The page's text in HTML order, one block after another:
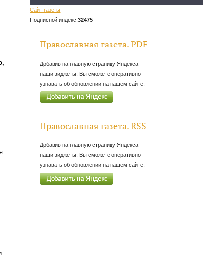
Сайт газеты
Подписной индекс:32475
Православная газета. PDF
Добавив на главную страницу Яндекса
наши виджеты, Вы сможете оперативно
узнавать об обновлении на нашем сайте.
Православная газета. RSS
Добавив на главную страницу Яндекса
наши виджеты, Вы сможете оперативно
узнавать об обновлении на нашем сайте.